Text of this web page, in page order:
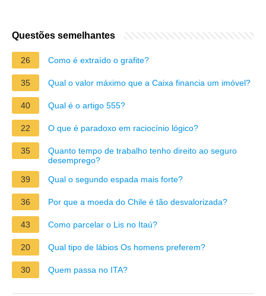
Questões semelhantes
26 Como é extraído o grafite?
35 Qual o valor máximo que a Caixa financia um imóvel?
40 Qual é o artigo 555?
22 O que é paradoxo em raciocínio lógico?
35
Quanto tempo de trabalho tenho direito ao seguro
desemprego?
39
Qual o segundo espada mais forte?
36 Por que a moeda do Chile é tão desvalorizada?
43 Como parcelar o Lis no Itaú?
20 Qual tipo de lábios Os homens preferem?
30 Quem passa no ITA?